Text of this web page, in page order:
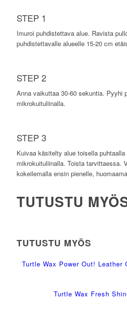
STEP 1
Imuroi puhdistettava alue. Ravista
puhdistettavalle alueelle 15-20 cm
STEP 2
Anna vaikuttaa 30-60 sekuntia. Pyyhi
mikrokuituliinalla.
STEP 3
Kuivaa käsitelty alue toisella
mikrokuituliinalla. Toista tarvittaessa.
kokeilemalla ensin pienelle,
TUTUSTU
TUTUSTU MYÖS
Turtle Wax Power Out! Leather
Turtle Wax Fresh